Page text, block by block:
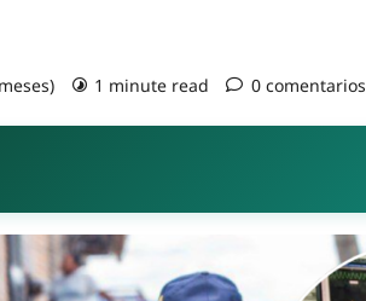
1 minute read 0 comentarios